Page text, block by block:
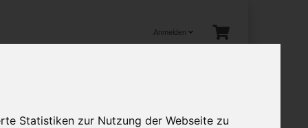
Statistiken zur Nutzung der Webseite zu
Anmelden